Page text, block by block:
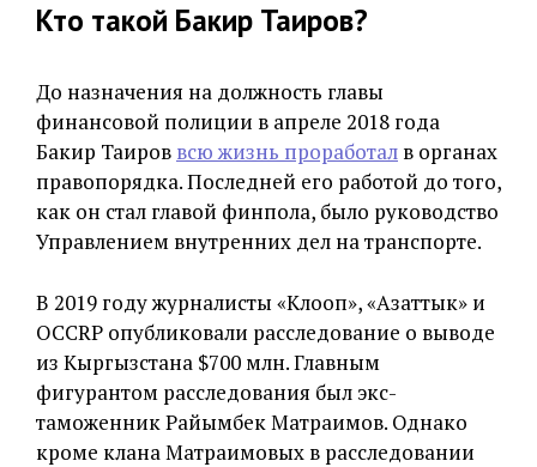
Кто такой Бакир Таиров?
До назначения на должность главы
финансовой полиции в апреле 2018 года
Бакир Таиров всю жизнь проработал в органах
правопорядка. Последней его работой до того,
как он стал главой финпола, было руководство
Управлением внутренних дел на транспорте.
В 2019 году журналисты «Клооп», «Азаттык» и
OCCRP опубликовали расследование о выводе
из Кыргызстана $700 млн. Главным
фигурантом расследования был экс-
таможенник Райымбек Матраимов. Однако
кроме клана Матраимовых в расследовании